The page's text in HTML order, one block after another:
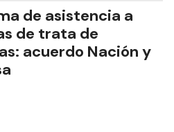
de asistencia a
de trata de
acuerdo Nación y